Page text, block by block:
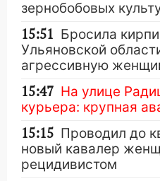
зернобобовых
15:51 Бросила
Ульяновской
агрессивную
15:47 На улице
курьера: крупная
15:15 Проводил до
новый кавалер
рецидивистом